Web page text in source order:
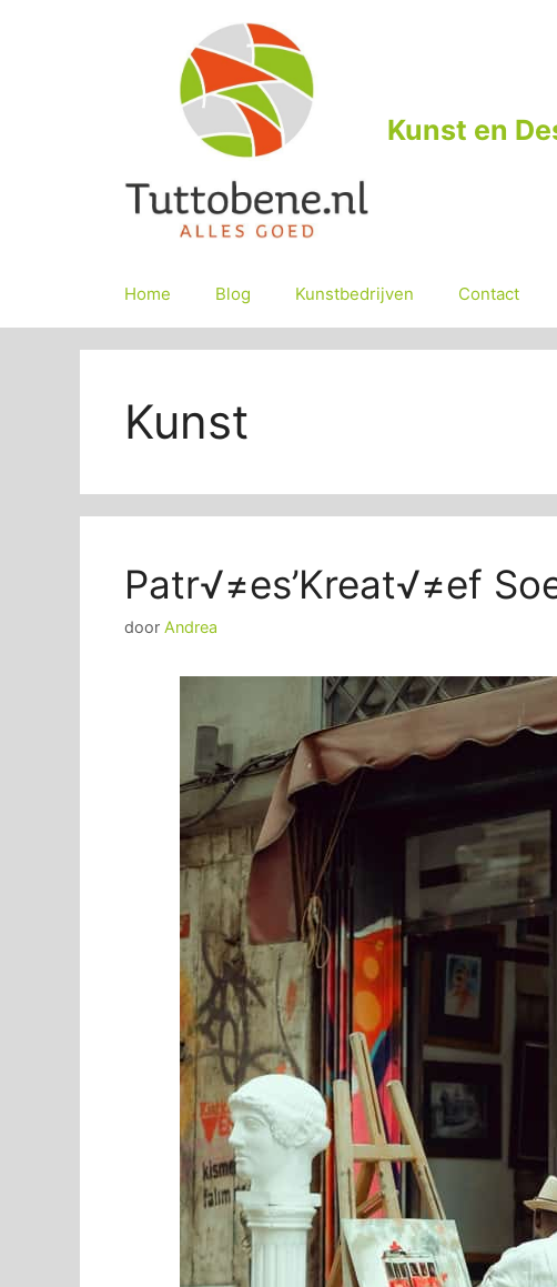
Kunst en
Home Blog Kunstbedrijven Contact
Kunst
Patr√≠es’Kreat√≠ef
door Andrea